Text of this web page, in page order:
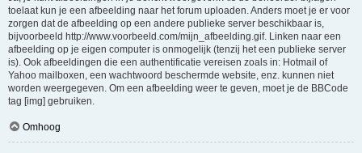
toelaat kun je een afbeelding naar het forum uploaden. Anders moet je er voor
zorgen dat de afbeelding op een andere publieke server beschikbaar is,
bijvoorbeeld http://www.voorbeeld.com/mijn_afbeelding.gif. Linken naar een
afbeelding op je eigen computer is onmogelijk (tenzij het een publieke server
is). Ook afbeeldingen die een authentificatie vereisen zoals in: Hotmail of
Yahoo mailboxen, een wachtwoord beschermde website, enz. kunnen niet
worden weergegeven. Om een afbeelding weer te geven, moet je de BBCode
tag [img] gebruiken.
Omhoog